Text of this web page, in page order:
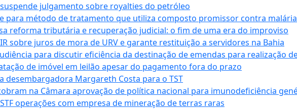
julgamento sobre royalties do petróleo
para método de tratamento que utiliza composto promissor contra
reforma tributária e recuperação judicial: o fim de uma era do improviso
sobre juros de mora de URV e garante restituição a servidores na Bahia
para discutir eficiência da destinação de emendas para realização
de imóvel em leilão apesar do pagamento fora do prazo
desembargadora Margareth Costa para o TST
na Câmara aprovação de política nacional para imunodeficiência
operações com empresa de mineração de terras raras